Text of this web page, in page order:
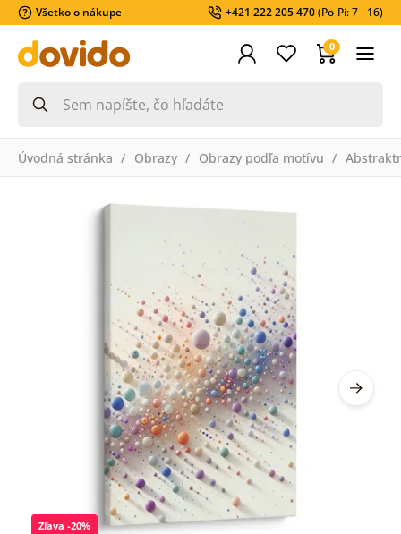
Všetko o nákupe +421 222 205 470(Po-Pi: 7 - 16)
0
Úvodná stránka Obrazy Obrazy podľa motívu
Zľava -20%